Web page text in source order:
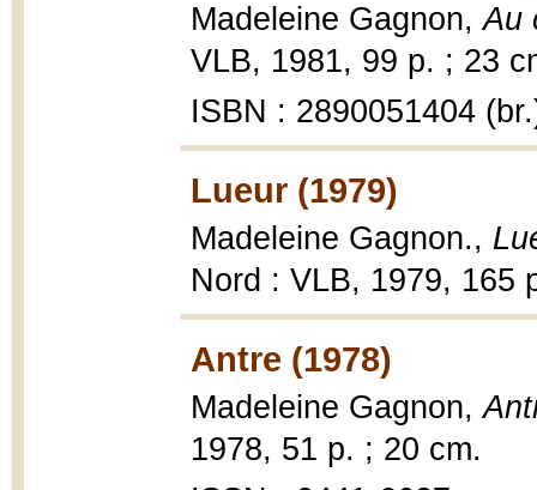
Madeleine Gagnon,Au
VLB, 1981, 99 p. ; 23
ISBN : 2890051404
Lueur (1979)
Madeleine Gagnon.,
Nord : VLB, 1979, 165
Antre (1978)
Madeleine Gagnon,
1978, 51 p. ; 20 cm.